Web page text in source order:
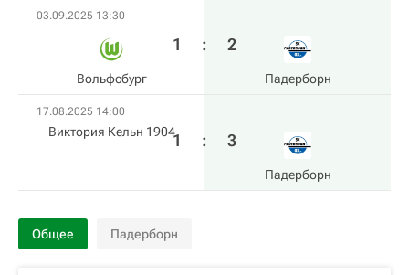
03.09.2025 13:30
Вольфсбург
1 : 2
Падерборн
17.08.2025 14:00
Виктория Кельн 19041 : 3
Падерборн
Общее Падерборн